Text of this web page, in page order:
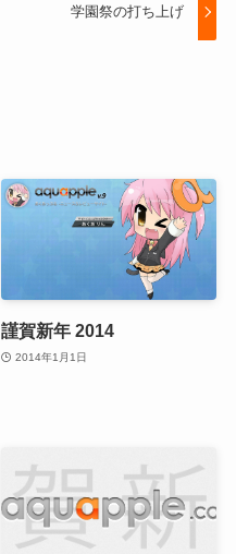
学園祭の打ち上げ
謹賀新年 2014
2014年1月1日